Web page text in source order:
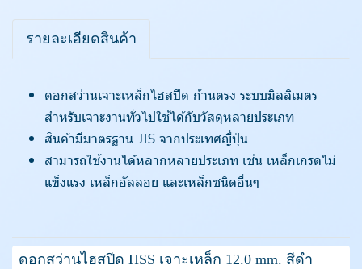
รายละเอียดสินค้า
ดอกสว่านเจาะเหล็กไฮสปีด ก้านตรง ระบบมิลลิเมตร
สำหรับเจาะงานทั่วไปใช้ได้กับวัสดุหลายประเภท
สินค้ามีมาตรฐาน JIS จากประเทศญี่ปุ่น
สามารถใช้งานได้หลากหลายประเภท เช่น เหล็กเกรดไม่
แข็งแรง เหล็กอัลลอย และเหล็กชนิดอื่นๆ
ดอกสว่านไฮสปีด HSS เจาะเหล็ก 12.0 mm. สีดำ